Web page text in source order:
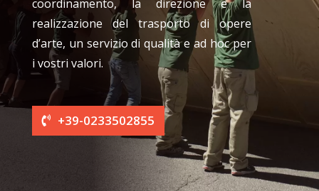
coordinamento, la direzione e la
realizzazione del trasporto di opere
d’arte, un servizio di qualità e ad hoc per
i vostri valori.
+39-0233502855